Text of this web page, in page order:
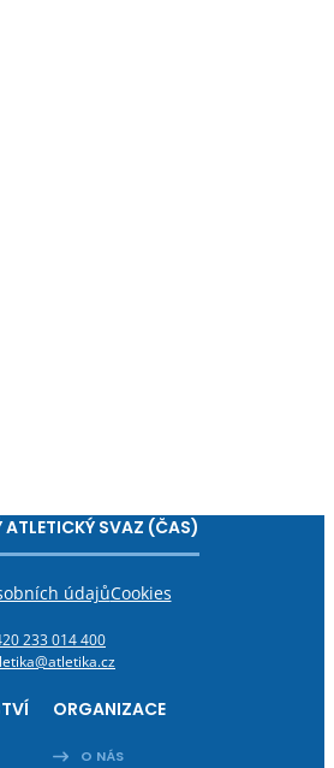
SVAZ (ČAS)
údajůCookies
233 014 400
ORGANIZACE
O NÁS